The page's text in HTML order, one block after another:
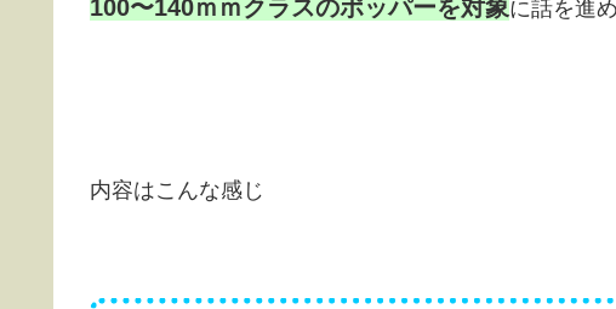
100〜140ｍｍクラスのポッパーを対象に話を進
内容はこんな感じ